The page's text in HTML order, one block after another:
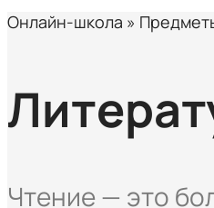
Онлайн-школа »
Чтение — это